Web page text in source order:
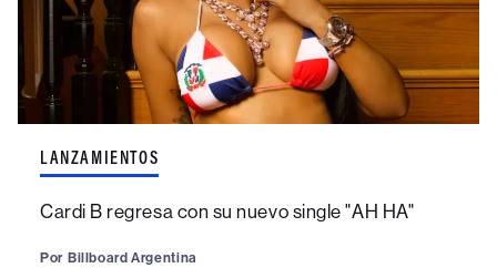
LANZAMIENTOS
Cardi B regresa con su nuevo single "AH HA"
Por Billboard Argentina